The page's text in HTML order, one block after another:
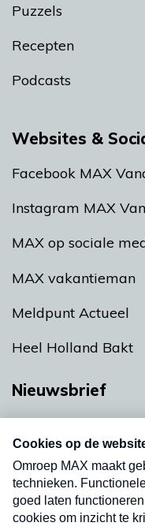
Puzzels
Recepten
Podcasts
Websites &
Facebook MAX
Instagram MAX
MAX op sociale
MAX vakantieman
Meldpunt Actueel
Heel Holland Bakt
Nieuwsbrief
nieuwsbrief. Elke
uw mailbox.